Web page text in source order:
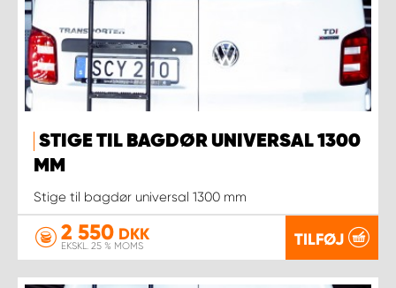
STIGE TIL BAGDØR UNIVERSAL 1300
MM
Stige til bagdør universal 1300 mm
2 550 DKK
EKSKL. 25 % MOMS TILFØJ